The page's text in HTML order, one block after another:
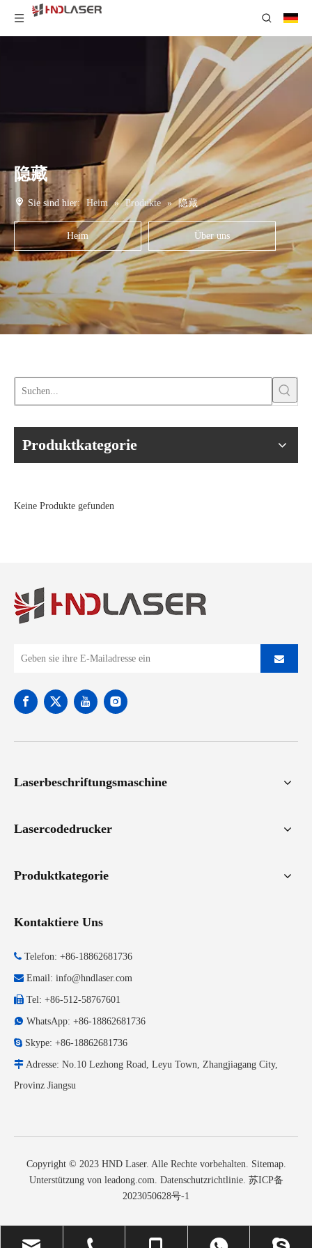
隐藏
Sie sind hier: Heim » Produkte » 隐藏
Heim Über uns
Produktkategorie
Keine Produkte gefunden
Laserbeschriftungsmaschine
Lasercodedrucker
Produktkategorie
Kontaktiere Uns
 Telefon: +86-18862681736
 Email: info@hndlaser.com
 Tel: +86-512-58767601
 WhatsApp: +86-18862681736
 Skype: +86-18862681736
 Adresse: No.10 Lezhong Road, Leyu Town, Zhangjiagang City,
Provinz Jiangsu
Copyright © 2023 HND Laser. Alle Rechte vorbehalten. Sitemap.
Unterstützung von leadong.com. Datenschutzrichtlinie. 苏ICP备
2023050628号-1